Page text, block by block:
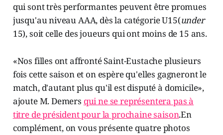
qui sont très performantes peuvent être promues
jusqu'au niveau AAA, dès la catégorie U15(under
15), soit celle des joueurs qui ont moins de 15 ans.
«Nos filles ont affronté Saint-Eustache plusieurs
fois cette saison et on espère qu'elles gagneront le
match, d'autant plus qu'il est disputé à domicile»,
ajoute M. Demers qui ne se représentera pas à
titre de président pour la prochaine saison.En
complément, on vous présente quatre photos